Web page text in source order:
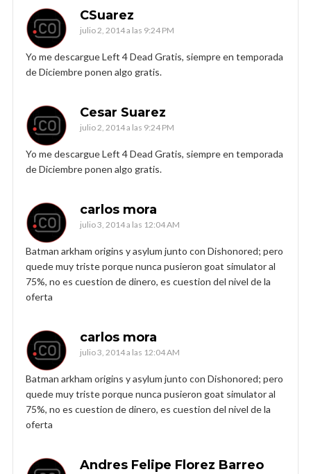
CSuarez
julio 2, 2014 a las 9:24 PM
Yo me descargue Left 4 Dead Gratis, siempre en temporada
de Diciembre ponen algo gratis.
Cesar Suarez
julio 2, 2014 a las 9:24 PM
Yo me descargue Left 4 Dead Gratis, siempre en temporada
de Diciembre ponen algo gratis.
carlos mora
julio 3, 2014 a las 12:04 AM
Batman arkham origins y asylum junto con Dishonored; pero
quede muy triste porque nunca pusieron goat simulator al
75%, no es cuestion de dinero, es cuestion del nivel de la
oferta
carlos mora
julio 3, 2014 a las 12:04 AM
Batman arkham origins y asylum junto con Dishonored; pero
quede muy triste porque nunca pusieron goat simulator al
75%, no es cuestion de dinero, es cuestion del nivel de la
oferta
Andres Felipe Florez Barreo